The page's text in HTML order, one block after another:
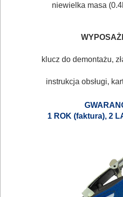
HYDRAULICZNE
NARZĘDZIA
INSTALACYJNE,
PNEUMATYCZNE
niewielka masa
klucz do demontażu,
instrukcja obsługi,
1 ROK (faktura), 2